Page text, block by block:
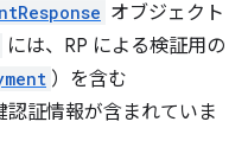
オブジェクト
には、RP による検証用の
）を含む
認証情報が含まれていま